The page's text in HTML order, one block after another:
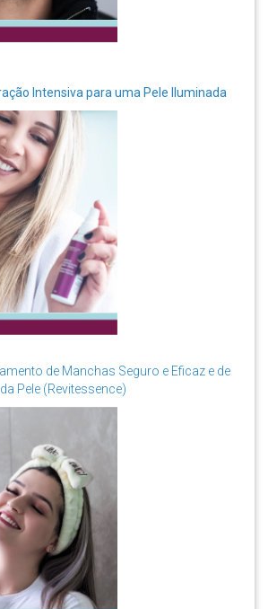
Intensiva para uma Pele Iluminada
de Manchas Seguro e Eficaz e de
Pele (Revitessence)